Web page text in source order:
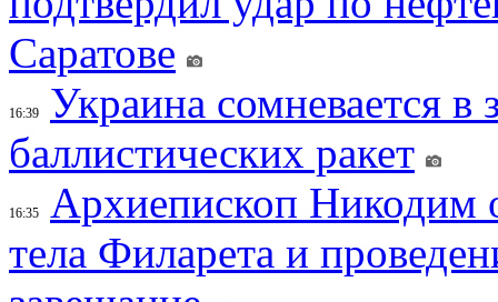
Саратове
16:39
Украина сомневается в
баллистических ракет
16:35
Архиепископ
тела Филарета и